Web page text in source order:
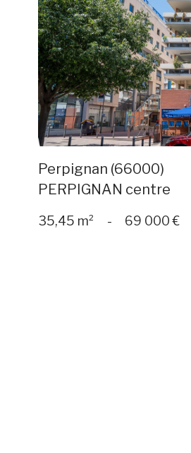
Perpignan (66000)
PERPIGNAN centre
35,45 m² - 69 000 €